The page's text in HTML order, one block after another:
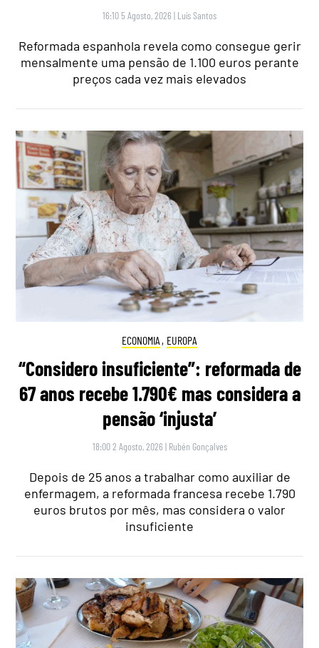
16:10 5 Agosto, 2026 | Luís Santos
Reformada espanhola revela como consegue gerir
mensalmente uma pensão de 1.100 euros perante
preços cada vez mais elevados
ECONOMIA , EUROPA
“Considero insuficiente”: reformada de
67 anos recebe 1.790€ mas considera a
pensão ‘injusta’
18:00 2 Agosto, 2026 | Rubén Gonçalves
Depois de 25 anos a trabalhar como auxiliar de
enfermagem, a reformada francesa recebe 1.790
euros brutos por mês, mas considera o valor
insuficiente